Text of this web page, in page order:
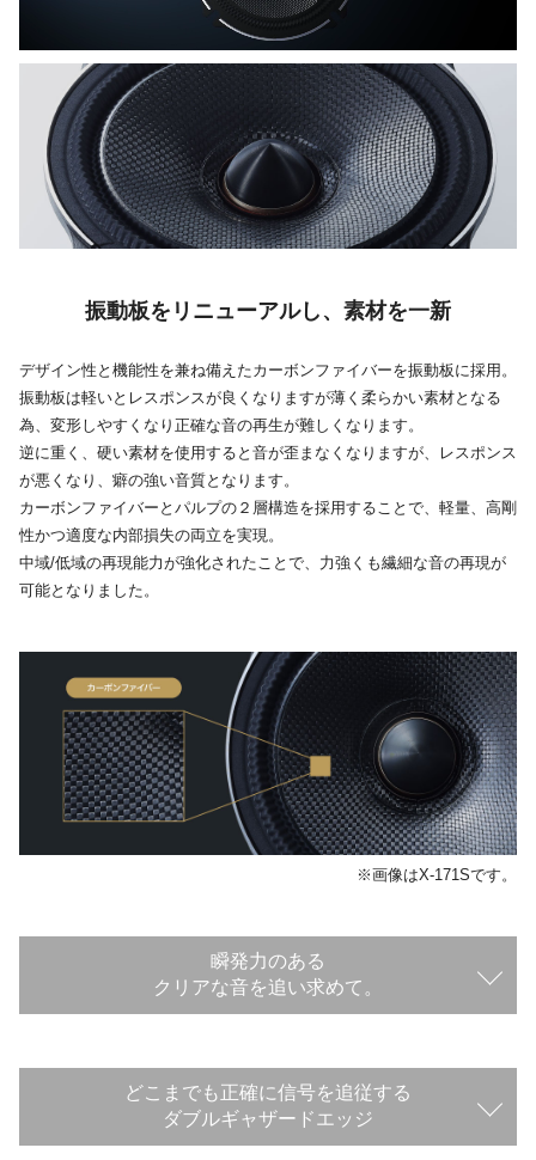
振動板をリニューアルし、素材を一新
デザイン性と機能性を兼ね備えたカーボンファイバーを振動板に採用。
振動板は軽いとレスポンスが良くなりますが薄く柔らかい素材となる
為、変形しやすくなり正確な音の再生が難しくなります。
逆に重く、硬い素材を使用すると音が歪まなくなりますが、レスポンス
が悪くなり、癖の強い音質となります。
カーボンファイバーとパルプの２層構造を採用することで、軽量、高剛
性かつ適度な内部損失の両立を実現。
中域/低域の再現能力が強化されたことで、力強くも繊細な音の再現が
可能となりました。
※画像はX-171Sです。
瞬発力のある
クリアな音を追い求めて。
どこまでも正確に信号を追従する
ダブルギャザードエッジ